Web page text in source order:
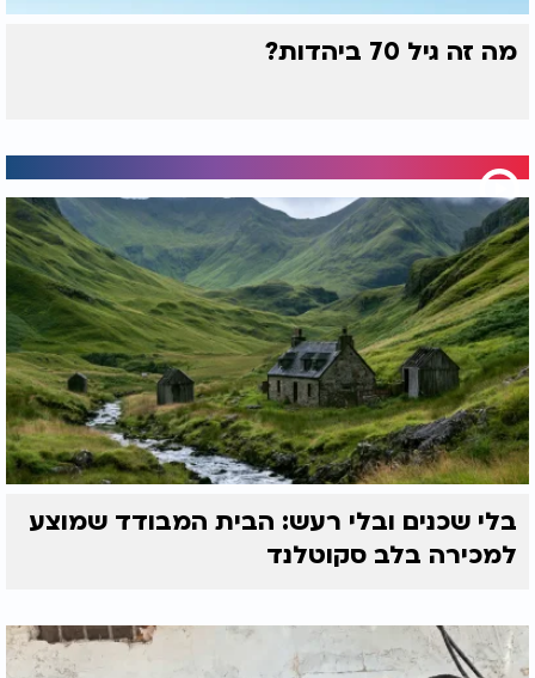
מה זה גיל 70 ביהדות?
בלי שכנים ובלי רעש: הבית המבודד שמוצע
למכירה בלב סקוטלנד